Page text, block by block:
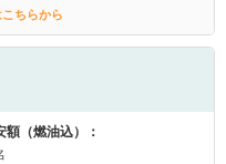
ちらから
（燃油込）：